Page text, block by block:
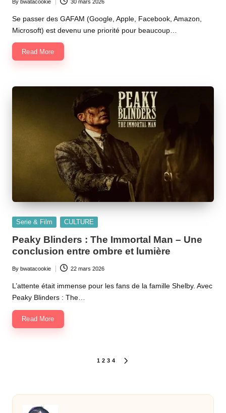
Posted
by
By bwatacookie 30 mars 2026
Se passer des GAFAM (Google, Apple, Facebook, Amazon,
Microsoft) est devenu une priorité pour beaucoup…
Read More
Posted
Serie & Film CULTURE
Peaky Blinders : The Immortal Man – Une
conclusion entre ombre et lumière
Posted
by
By bwatacookie 22 mars 2026
L’attente était immense pour les fans de la famille Shelby. Avec
Peaky Blinders : The…
Read More
publications
1 2 3 4